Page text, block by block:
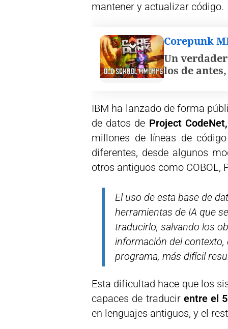
mantener y actualizar código.
Corepunk
Un
los de
IBM ha lanzado de forma
de datos de Project CodeNet,
millones de líneas de
diferentes, desde algunos
otros antiguos como COBOL,
El uso de esta base de
herramientas de IA que
traducirlo, salvando los
información del
programa, más difícil
Esta dificultad hace que los
capaces de traducir entre el
en lenguajes antiguos, y el